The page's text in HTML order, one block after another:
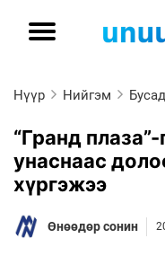
Нүүр Нийгэм Бусад
“Гранд
унаснаас
хүргэжээ
Өнөөдөр сонин